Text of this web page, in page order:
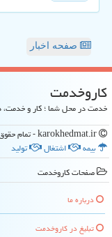
صفحه اخبار
كاروخدمت
خدمت در محل شما ؛ کار و
بیمه
اشتغال
تولید
صفحات كاروخدمت
درباره ما
تبلیغ در كاروخدمت